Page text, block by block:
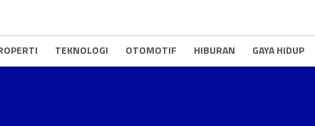
TEKNOLOGI OTOMOTIF HIBURAN GAYA HIDUP